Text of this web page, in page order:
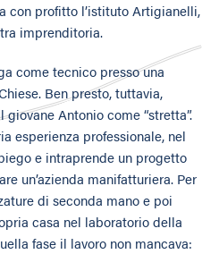
con profitto l’istituto Artigianelli,
imprenditoria.
come tecnico presso una
Ben presto, tuttavia,
Antonio come “stretta”.
esperienza professionale, nel
e intraprende un progetto
un’azienda manifatturiera. Per
di seconda mano e poi
casa nel laboratorio della
fase il lavoro non mancava: